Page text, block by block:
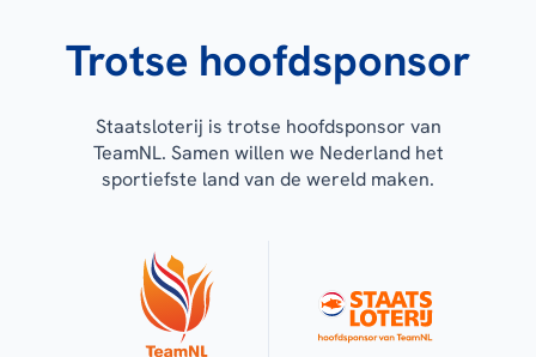
Trotse hoofdsponsor
Staatsloterij is trotse hoofdsponsor van
TeamNL. Samen willen we Nederland het
sportiefste land van de wereld maken.